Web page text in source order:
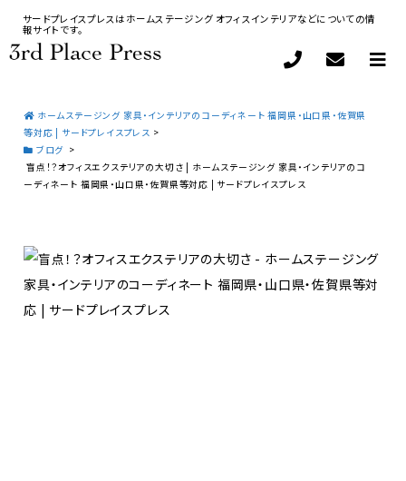
サードプレイスプレスはホームステージング オフィスインテリアなどについての情
報サイトです。
ホームステージング 家具・インテリアのコーディネート 福岡県・山口県・佐賀県
等対応 | サードプレイスプレス >
ブログ >
盲点！？オフィスエクステリアの大切さ | ホームステージング 家具・インテリアのコ
ーディネート 福岡県・山口県・佐賀県等対応 | サードプレイスプレス